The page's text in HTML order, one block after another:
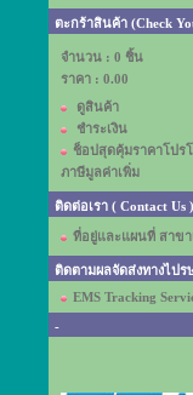
ตะกร้าสินค้า (Check
จำนวน : 0 ชิ้น
ราคา : 0.00
ดูสินค้า
ชำระเงิน
ช็อปสุดคุ้มราคาโปร
ภาษีมูลค่าเพิ่ม
ติดต่อเรา ( Contact Us )
ที่อยู่และแผนที่ สาขา
ติดตามผลจัดส่งทางไป
EMS Tracking
-